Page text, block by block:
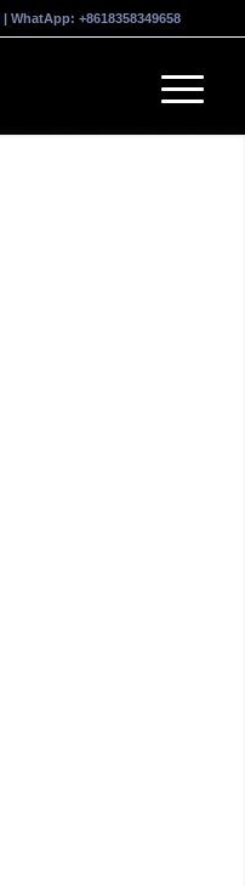
| WhatApp: +8618358349658